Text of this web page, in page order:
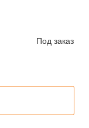
Под заказ